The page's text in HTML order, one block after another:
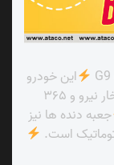
این خودرو
یک پیشرانه ۲ لیتری توربو شارژ با ۲۰۰ اسب بخار نیرو و ۳۶۵
جعبه دنده ها نیز